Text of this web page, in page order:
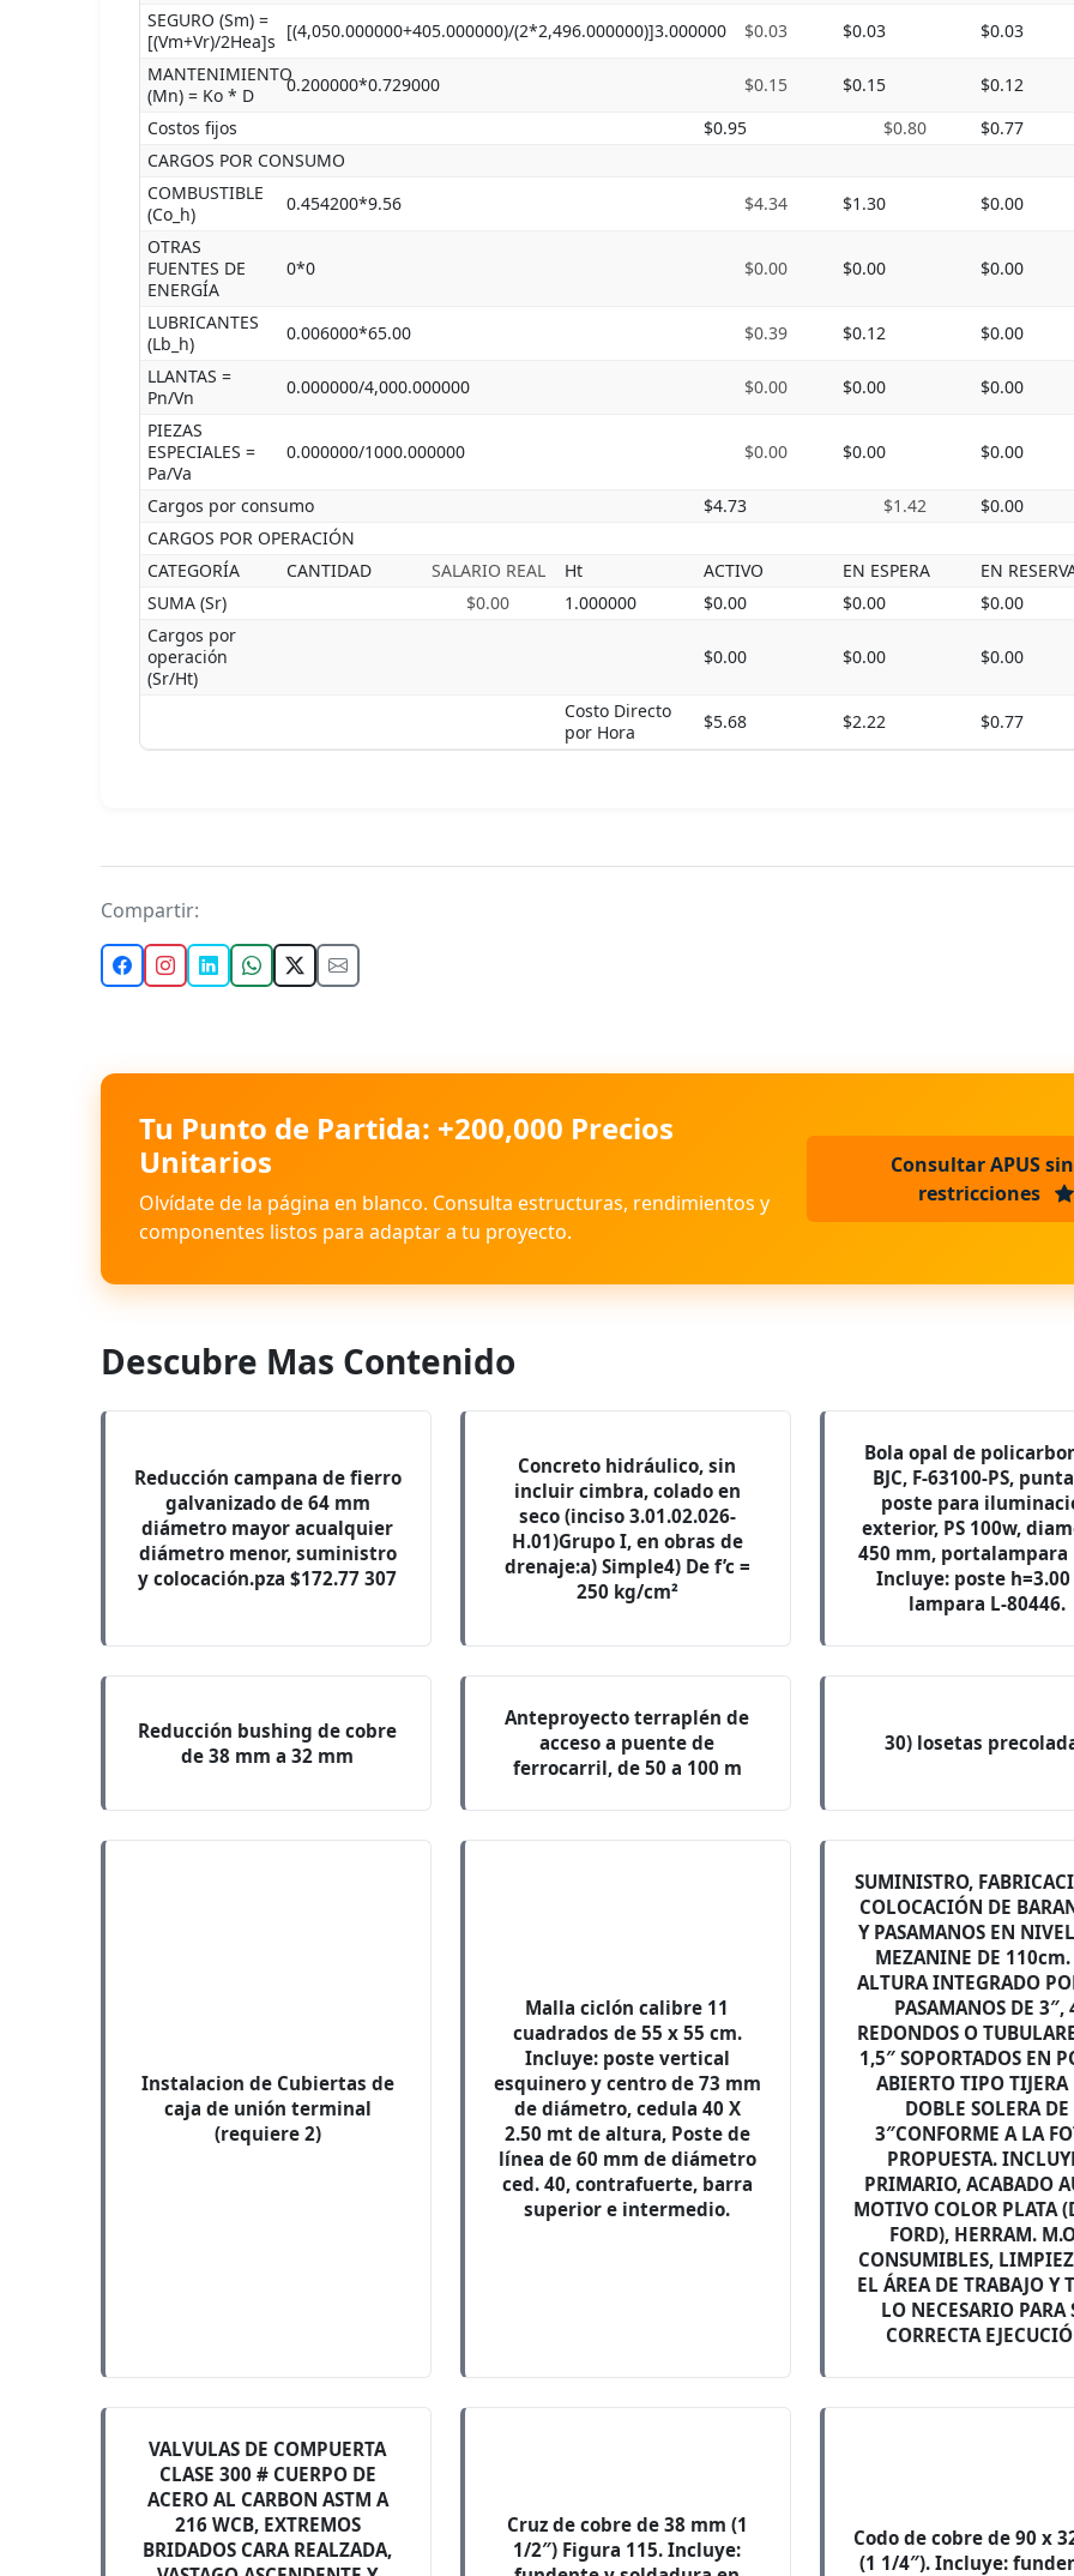
SEGURO (Sm) =
[(Vm+Vr)/2Hea]s [(4,050.000000+405.000000)/(2*2,496.000000)]3.000000 $0.03 $0.03
$0.03
MANTENIMIENTO
(Mn) = Ko * D
0.200000*0.729000 $0.15 $0.15
$0.12
Costos fijos
$0.95 $0.80
$0.77
CARGOS POR CONSUMO
COMBUSTIBLE
(Co_h)
0.454200*9.56 $4.34 $1.30
$0.00
OTRAS
FUENTES DE
ENERGÍA
0*0 $0.00 $0.00 $0.00
LUBRICANTES
(Lb_h)
0.006000*65.00 $0.39 $0.12
$0.00
LLANTAS =
Pn/Vn
0.000000/4,000.000000 $0.00 $0.00
$0.00
PIEZAS
ESPECIALES =
Pa/Va
0.000000/1000.000000 $0.00 $0.00 $0.00
Cargos por consumo $4.73 $1.42
$0.00
CARGOS POR OPERACIÓN
CATEGORÍA
CANTIDAD SALARIO REAL Ht ACTIVO EN ESPERA
EN
SUMA (Sr)
$0.00 1.000000 $0.00 $0.00
$0.00
Cargos por
operación
(Sr/Ht)
$0.00 $0.00 $0.00
Costo Directo
por Hora
$5.68 $2.22 $0.77
Compartir:
Tu Punto de Partida: +200,000 Precios
Unitarios
Olvídate de la página en blanco. Consulta estructuras, rendimientos y
componentes listos para adaptar a tu proyecto.
Consultar APUS sin
restricciones
Descubre Mas Contenido
Reducción campana de fierro
galvanizado de 64 mm
diámetro mayor acualquier
diámetro menor, suministro
y colocación.pza $172.77 307
Concreto hidráulico, sin
incluir cimbra, colado en
seco (inciso 3.01.02.026-
H.01)Grupo I, en obras de
drenaje:a) Simple4) De f’c =
250 kg/cm²
Bola opal de
BJC, F-63100-PS,
poste para
exterior, PS 100w,
450 mm, portalampara
Incluye: poste
lampara L-80446.
Reducción bushing de cobre
de 38 mm a 32 mm
Anteproyecto terraplén de
acceso a puente de
ferrocarril, de 50 a 100 m
30) losetas
Instalacion de Cubiertas de
caja de unión terminal
(requiere 2)
Malla ciclón calibre 11
cuadrados de 55 x 55 cm.
Incluye: poste vertical
esquinero y centro de 73 mm
de diámetro, cedula 40 X
2.50 mt de altura, Poste de
línea de 60 mm de diámetro
ced. 40, contrafuerte, barra
superior e intermedio.
SUMINISTRO,
COLOCACIÓN DE
Y PASAMANOS EN
MEZANINE DE 110cm.
ALTURA INTEGRADO
PASAMANOS DE 3″,
REDONDOS O
1,5″ SOPORTADOS EN
ABIERTO TIPO TIJERA
DOBLE SOLERA DE
3″CONFORME A LA
PROPUESTA.
PRIMARIO, ACABADO
MOTIVO COLOR PLATA
FORD), HERRAM.
CONSUMIBLES,
EL ÁREA DE TRABAJO Y
LO NECESARIO PARA
CORRECTA
VALVULAS DE COMPUERTA
CLASE 300 # CUERPO DE
ACERO AL CARBON ASTM A
216 WCB, EXTREMOS
BRIDADOS CARA REALZADA,
Cruz de cobre de 38 mm (1
1/2″) Figura 115. Incluye:
Codo de cobre de 90 x
(1 1/4″). Incluye: